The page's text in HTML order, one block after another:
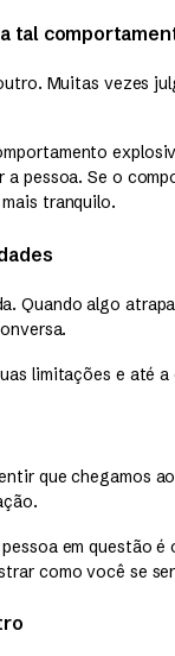
tal
Muitas vezes
a pessoa. Se o
tranquilo.
Quando algo
limitações e até
que chegamos
em questão é
como você se